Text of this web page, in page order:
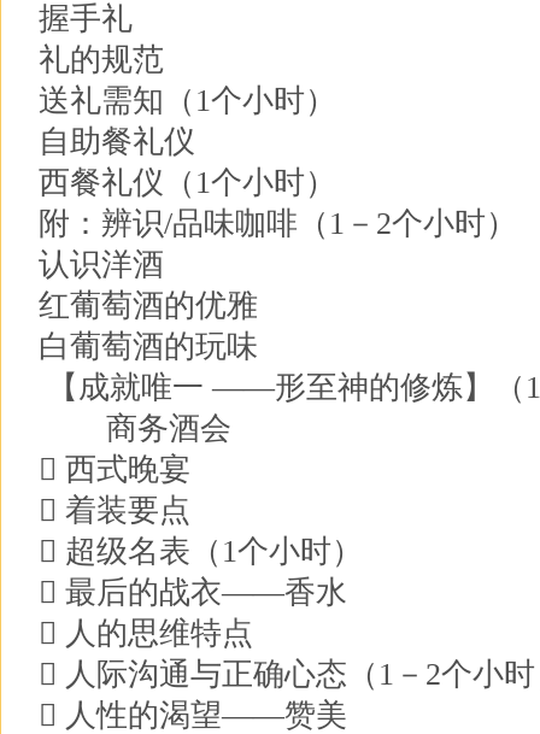
握手礼
礼的规范
送礼需知（1个小时）
自助餐礼仪
西餐礼仪（1个小时）
附：辨识/品味咖啡（1－2个小时）
认识洋酒
红葡萄酒的优雅
白葡萄酒的玩味
【成就唯一 ——形至神的修炼】（
商务酒会
 西式晚宴
 着装要点
 超级名表（1个小时）
 最后的战衣——香水
 人的思维特点
 人际沟通与正确心态（1－2个小
 人性的渴望——赞美